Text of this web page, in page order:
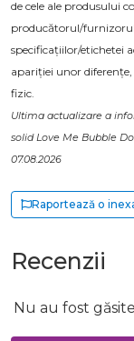
de cele ale produsului
producătorul/
specificațiilor/etichetei
apariției unor
fizic.
Ultima actualizare a
solid Love Me Bubble
07.08.2026
Raportează o
Recenzii
Nu au fost